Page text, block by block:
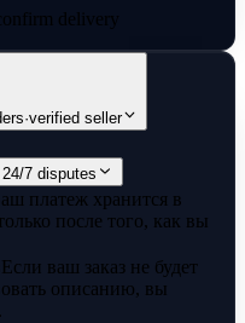
delivery
·verified seller
24/7 disputes
платеж хранится в
после того, как вы
Если ваш заказ не будет
описанию, вы